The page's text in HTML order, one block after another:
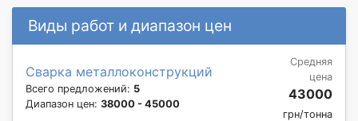
Виды работ и диапазон цен
Сварка металлоконструкций
Всего предложений: 5
Диапазон цен: 38000 - 45000
Средняя
цена
43000
грн/тонна